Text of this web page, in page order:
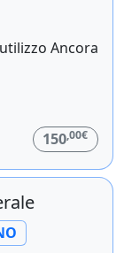
Ancora
150,00€